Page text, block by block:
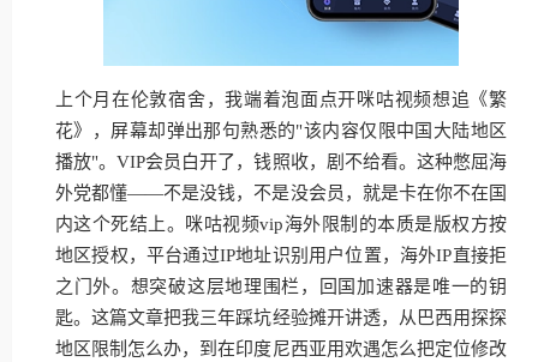
上个月在伦敦宿舍，我端着泡面点开咪咕视频想追《繁
花》，屏幕却弹出那句熟悉的"该内容仅限中国大陆地区
播放"。VIP会员白开了，钱照收，剧不给看。这种憋屈海
外党都懂——不是没钱，不是没会员，就是卡在你不在国
内这个死结上。咪咕视频vip海外限制的本质是版权方按
地区授权，平台通过IP地址识别用户位置，海外IP直接拒
之门外。想突破这层地理围栏，回国加速器是唯一的钥
匙。这篇文章把我三年踩坑经验摊开讲透，从巴西用探探
地区限制怎么办，到在印度尼西亚用欢遇怎么把定位修改